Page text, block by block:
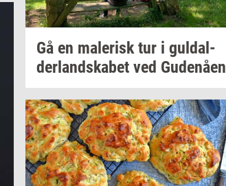
Gå en ma­le­risktur i gul­dal­
der­land­ska­bet ved Gu­denå­en